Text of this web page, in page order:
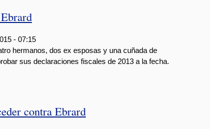
- 07:15
hermanos, dos ex esposas y una cuñada de
sus declaraciones fiscales de 2013 a la fecha.
contra Ebrard